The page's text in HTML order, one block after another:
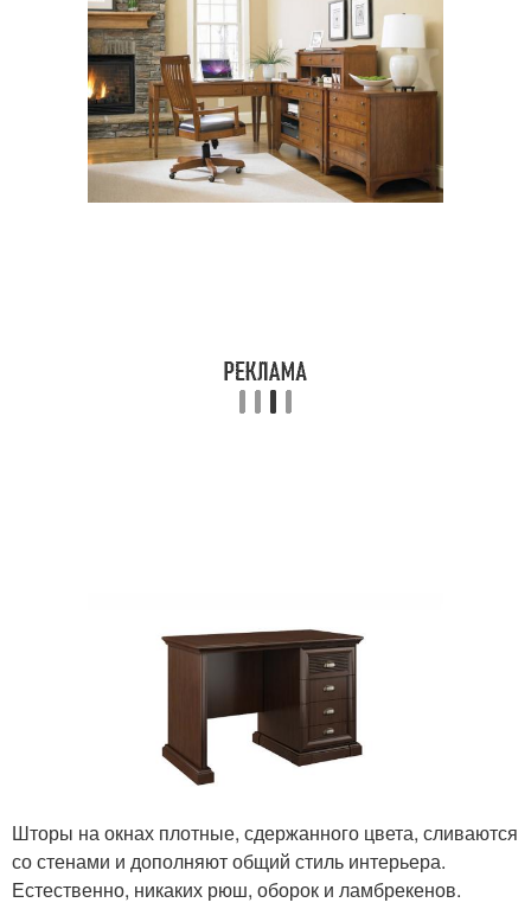
Шторы на окнах плотные, сдержанного цвета, сливаются
со стенами и дополняют общий стиль интерьера.
Естественно, никаких рюш, оборок и ламбрекенов.